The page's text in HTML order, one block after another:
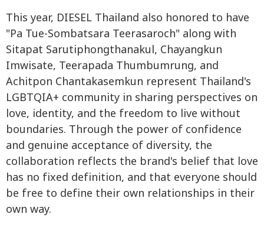
This year, DIESEL Thailand also honored to have
"Pa Tue-Sombatsara Teerasaroch" along with
Sitapat Sarutiphongthanakul, Chayangkun
Imwisate, Teerapada Thumbumrung, and
Achitpon Chantakasemkun represent Thailand's
LGBTQIA+ community in sharing perspectives on
love, identity, and the freedom to live without
boundaries. Through the power of confidence
and genuine acceptance of diversity, the
collaboration reflects the brand's belief that love
has no fixed definition, and that everyone should
be free to define their own relationships in their
own way.